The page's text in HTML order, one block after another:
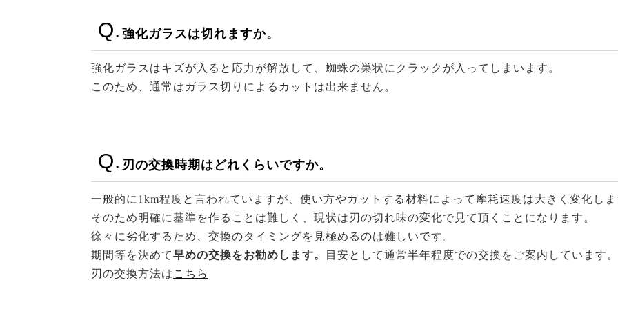
強化ガラスは切れますか。
強化ガラスはキズが入ると応力が解放して、蜘蛛の巣状にクラックが入ってしまいます。
このため、通常はガラス切りによるカットは出来ません。
刃の交換時期はどれくらいですか。
一般的に1km程度と言われていますが、使い方やカットする材料によって摩耗速度は大きく変化し
そのため明確に基準を作ることは難しく、現状は刃の切れ味の変化で見て頂くことになります。
徐々に劣化するため、交換のタイミングを見極めるのは難しいです。
期間等を決めて早めの交換をお勧めします。
目安として通常半年程度での交換をご案内しています。
刃の交換方法はこちら